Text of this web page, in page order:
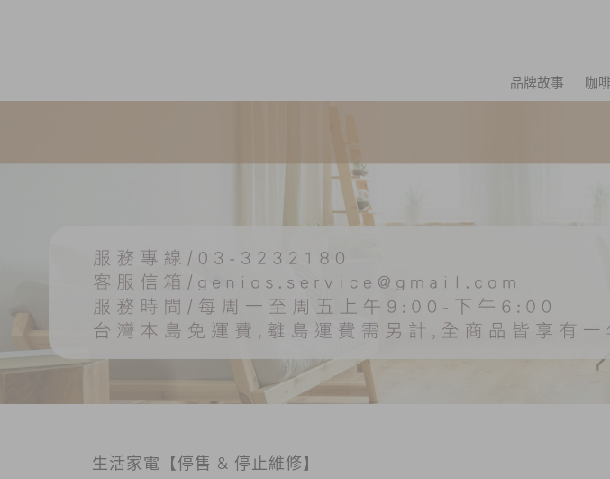
品牌故事
咖
生活家電【停售 & 停止維修】